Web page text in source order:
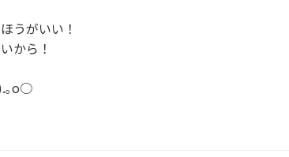
うがいい！
から！
｡o○